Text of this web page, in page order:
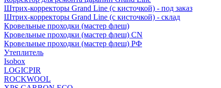
Штрих-корректоры Grand Line (с кисточкой) - под заказ
Штрих-корректоры Grand Line (с кисточкой) - склад
Кровельные проходки (мастер флеш)
Кровельные проходки (мастер флеш) CN
Кровельные проходки (мастер флеш) РФ
Утеплитель
Isobox
LOGICPIR
ROCKWOOL